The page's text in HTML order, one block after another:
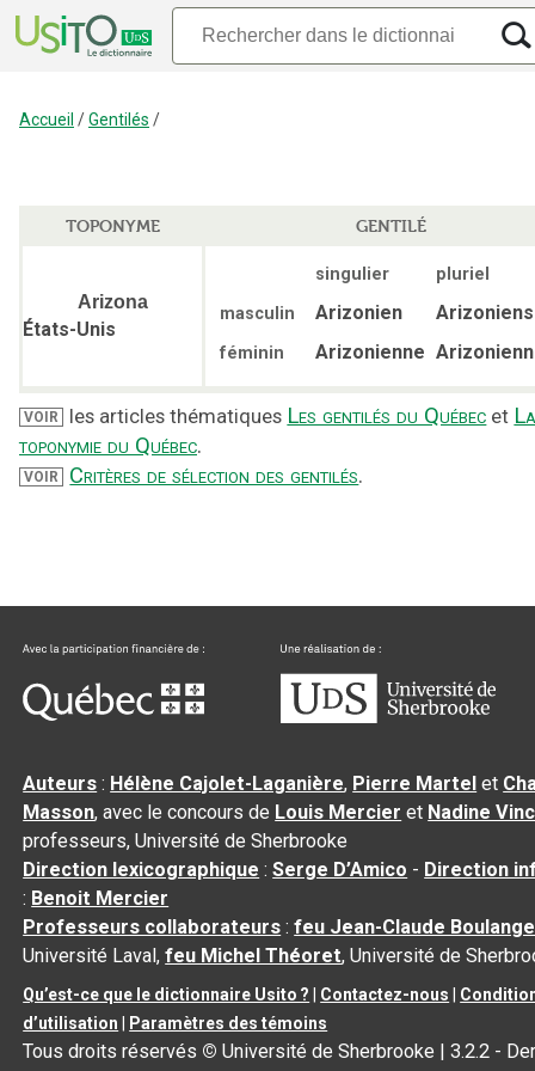
Accueil /Gentilés /
TOPONYME GENTILÉ
Arizona
États-Unis
singulier
pluriel
masculin
Arizonien Arizoniens
féminin Arizonienne
VOIR les articles thématiques Les gentilés du Québec et
toponymie du Québec.
VOIR Critères de sélection des gentilés.
Auteurs : Hélène Cajolet-Laganière, Pierre Martel et
Masson, avec le concours de Louis Mercier et Nadine
professeurs, Université de Sherbrooke
Direction lexicographique :Serge D’Amico - Direction
: Benoit Mercier
Professeurs collaborateurs :feu Jean-Claude
Université Laval,feu Michel Théoret, Université de
Qu’est-ce que le dictionnaire Usito ? Contactez-nous
d’utilisation
Paramètres des témoins
Tous droits réservés © Université de Sherbrooke |3.2.2 -